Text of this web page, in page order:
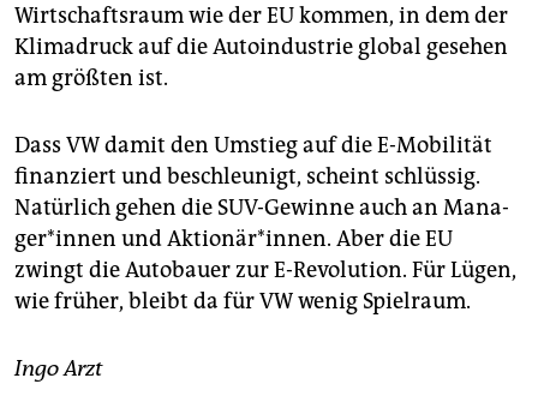
Wirtschaftsraum wie der EU kommen, in dem der
Klimadruck auf die Autoindustrie global gesehen
am größten ist.
Dass VW damit den Umstieg auf die E-Mobilität
finanziert und beschleunigt, scheint schlüssig.
Natürlich gehen die SUV-Gewinne auch an Mana­
ger*innen und Aktionär*innen. Aber die EU
zwingt die Autobauer zur E-Revolution. Für Lügen,
wie früher, bleibt da für VW wenig Spielraum.
Ingo Arzt